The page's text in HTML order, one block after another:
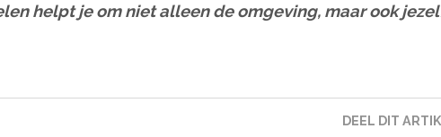
helpt je om niet alleen de omgeving, maar ook
DEEL DIT